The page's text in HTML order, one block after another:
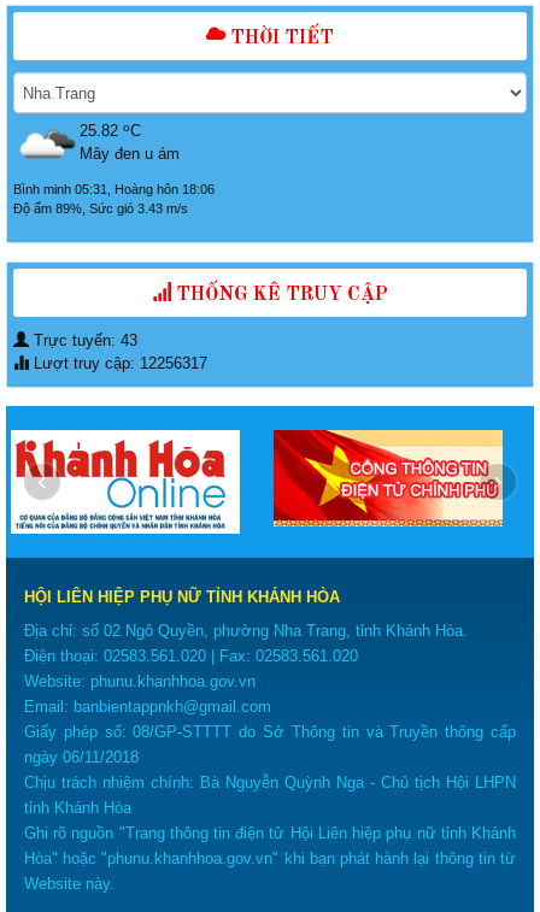
THỜI TIẾT
25.82 oC
Mây đen u ám
Bình minh 05:31, Hoàng hôn 18:06
Độ ẩm 89%, Sức gió 3.43 m/s
THỐNG KÊ TRUY CẬP
Trực tuyến: 43
Lượt truy cập: 12256317
‹ ›
HỘI LIÊN HIỆP PHỤ NỮ TỈNH KHÁNH HÒA
Địa chỉ: số 02 Ngô Quyền, phường Nha Trang, tỉnh Khánh Hòa.
Điện thoại: 02583.561.020 | Fax: 02583.561.020
Website: phunu.khanhhoa.gov.vn
Email: banbientappnkh@gmail.com
Giấy phép số: 08/GP-STTTT do Sở Thông tin và Truyền thông cấp
ngày 06/11/2018
Chịu trách nhiệm chính: Bà Nguyễn Quỳnh Nga - Chủ tịch Hội LHPN
tỉnh Khánh Hòa
Ghi rõ nguồn "Trang thông tin điện tử Hội Liên hiệp phụ nữ tỉnh Khánh
Hòa" hoặc "phunu.khanhhoa.gov.vn" khi bạn phát hành lại thông tin từ
Website này.